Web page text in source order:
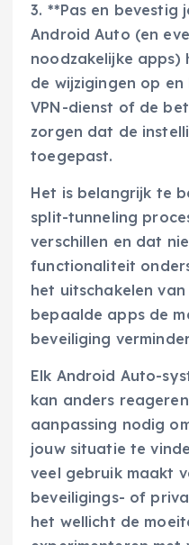
3. **Pas en bevestig
Android Auto (en
noodzakelijke apps)
de wijzigingen op
VPN-dienst of de
zorgen dat de
toegepast.
Het is belangrijk te
split-tunneling
verschillen en dat
functionaliteit
het uitschakelen
bepaalde apps de
beveiliging
Elk Android Auto-
kan anders
aanpassing nodig
jouw situatie te
veel gebruik maakt
beveiligings- of
het wellicht de